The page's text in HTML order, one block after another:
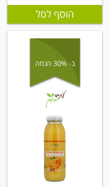
הוסף לסל
ב- 30% הנחה